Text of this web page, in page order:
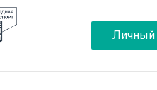
Личный